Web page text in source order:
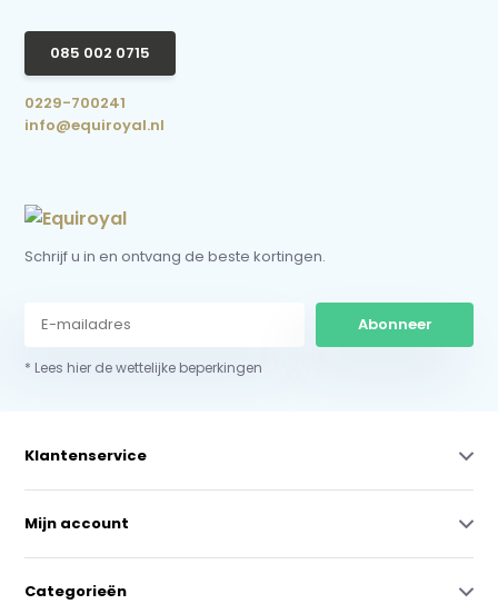
085 002 0715
0229-700241
info@equiroyal.nl
Schrijf u in en ontvang de beste kortingen.
Abonneer
* Lees hier de wettelijke beperkingen
Klantenservice
Mijn account
Categorieën